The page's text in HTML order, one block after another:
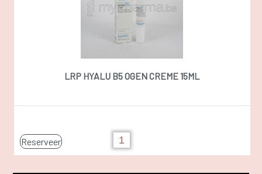
LRP HYALU B5 OGEN CREME 15ML
Reserveer